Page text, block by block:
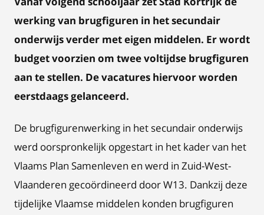
werking van brugfiguren in het secundair
onderwijs verder met eigen middelen. Er wordt
budget voorzien om twee voltijdse brugfiguren
aan te stellen. De vacatures hiervoor worden
eerstdaags gelanceerd.
De brugfigurenwerking in het secundair onderwijs
werd oorspronkelijk opgestart in het kader van het
Vlaams Plan Samenleven en werd in Zuid-West-
Vlaanderen gecoördineerd door W13. Dankzij deze
tijdelijke Vlaamse middelen konden brugfiguren